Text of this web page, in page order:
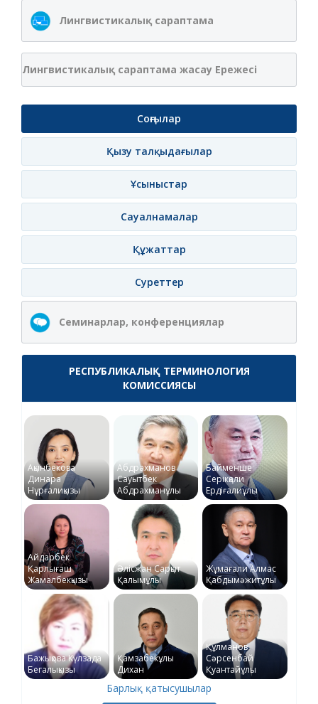
Лингвистикалық сараптама
Лингвистикалық сараптама жасау Ережесі
Соңғылар
Қызу талқыдағылар
Ұсыныстар
Сауалнамалар
Құжаттар
Суреттер
Семинарлар, конференциялар
РЕСПУБЛИКАЛЫҚ ТЕРМИНОЛОГИЯ
КОМИССИЯСЫ
Ақынбекова
Динара
Нұрғалиқызы
Абдрахманов
Сауытбек
Абдрахманұлы
Байменше
Серікқали
Ердіғалиұлы
Айдарбек
Қарлығаш
Жамалбекқызы
Әлісжан Сарқыт
Қалымұлы
Жұмағали Алмас
Қабдымәжитұлы
Бажықова Күлзада
Бегалықызы
Қамзабекұлы
Дихан
Құлманов
Сәрсенбай
Қуантайұлы
Барлық қатысушылар